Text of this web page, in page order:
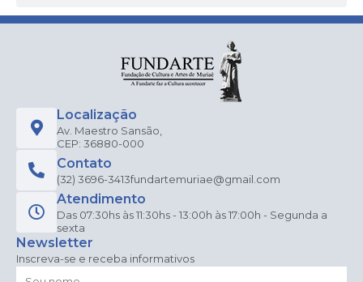
Localização
Av. Maestro Sansão,
CEP: 36880-000
Contato
(32) 3696-3413fundartemuriae@gmail.com
Atendimento
Das 07:30hs às 11:30hs - 13:00h às 17:00h - Segunda a
sexta
Newsletter
Inscreva-se e receba informativos